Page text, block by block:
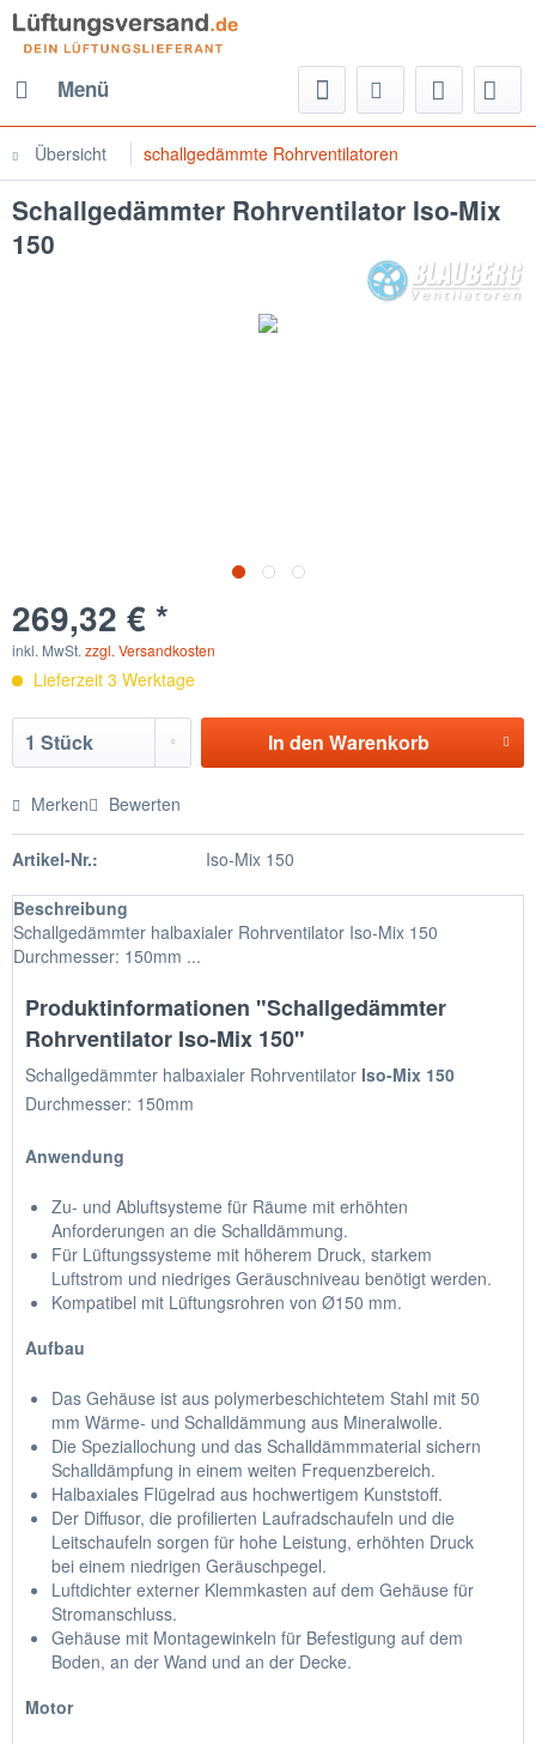
Menü
Übersicht schallgedämmte Rohrventilatoren
Schallgedämmter Rohrventilator Iso-Mix
150
269,32 € *
inkl. MwSt. zzgl. Versandkosten
Lieferzeit 3 Werktage
In den Warenkorb
Merken Bewerten
Artikel-Nr.: Iso-Mix 150
Beschreibung
Schallgedämmter halbaxialer Rohrventilator Iso-Mix 150
Durchmesser: 150mm ...
Produktinformationen "Schallgedämmter
Rohrventilator Iso-Mix 150"
Schallgedämmter halbaxialer Rohrventilator Iso-Mix 150
Durchmesser: 150mm
Anwendung
Zu- und Abluftsysteme für Räume mit erhöhten
Anforderungen an die Schalldämmung.
Für Lüftungssysteme mit höherem Druck, starkem
Luftstrom und niedriges Geräuschniveau benötigt werden.
Kompatibel mit Lüftungsrohren von Ø150 mm.
Aufbau
Das Gehäuse ist aus polymerbeschichtetem Stahl mit 50
mm Wärme- und Schalldämmung aus Mineralwolle.
Die Speziallochung und das Schalldämmmaterial sichern
Schalldämpfung in einem weiten Frequenzbereich.
Halbaxiales Flügelrad aus hochwertigem Kunststoff.
Der Diffusor, die profilierten Laufradschaufeln und die
Leitschaufeln sorgen für hohe Leistung, erhöhten Druck
bei einem niedrigen Geräuschpegel.
Luftdichter externer Klemmkasten auf dem Gehäuse für
Stromanschluss.
Gehäuse mit Montagewinkeln für Befestigung auf dem
Boden, an der Wand und an der Decke.
Motor